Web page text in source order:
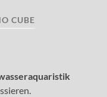
CUBE